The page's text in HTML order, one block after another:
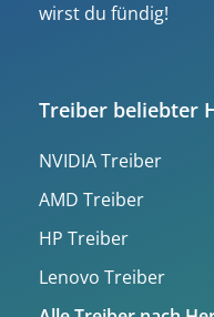
wirst du fündig!
Treiber beliebter
NVIDIA Treiber
AMD Treiber
HP Treiber
Lenovo Treiber